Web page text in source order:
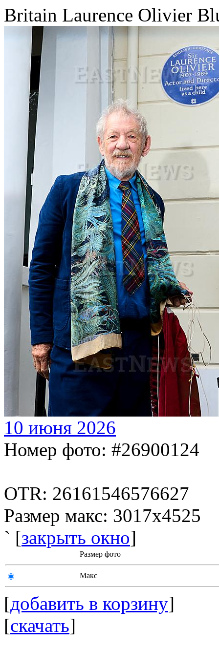
Britain Laurence Olivier
10 июня 2026
Номер фото: #26900124
OTR: 26161546576627
Размер макс: 3017x4525
` [закрыть окно]
Размер фото
Макс
[добавить в корзину]
[скачать]